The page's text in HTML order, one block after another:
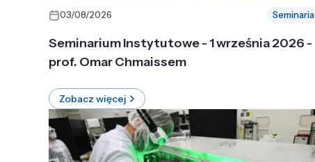
03/08/2026 Seminaria
Seminarium Instytutowe - 1 września 2026 -
prof. Omar Chmaissem
Zobacz więcej